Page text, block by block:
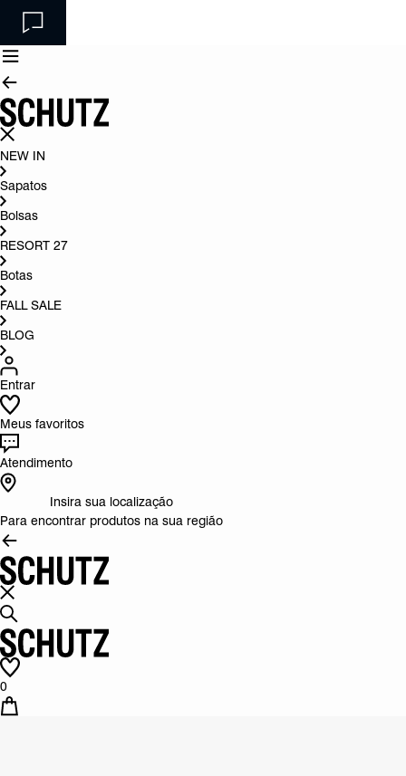
NEW IN
Sapatos
Bolsas
RESORT 27
Botas
FALL SALE
BLOG
Entrar
Meus favoritos
Atendimento
Insira sua localização
Para encontrar produtos na sua região
0